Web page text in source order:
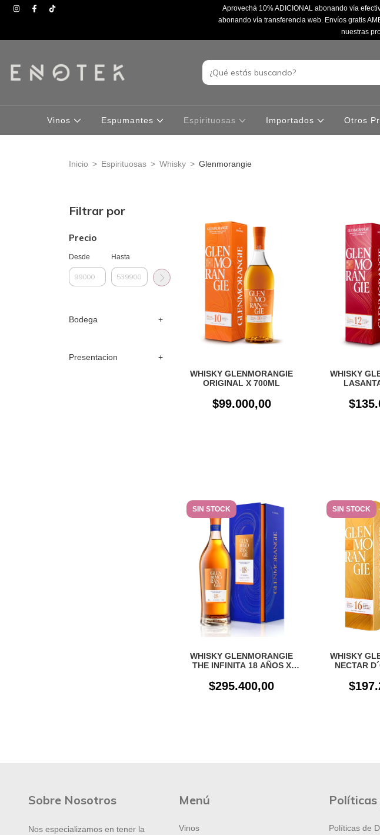
Aprovechá 10% ADICIONAL abonando vía
abonando vía transferencia web. Envíos gratis
nuestras
Vinos Espumantes Espirituosas Importados Otros
Inicio > Espirituosas > Whisky > Glenmorangie
Filtrar por
Precio
Desde Hasta
Bodega
Presentacion
WHISKY GLENMORANGIE
ORIGINAL X 700ML
$99.000,00
WHISKY
SIN STOCK
WHISKY GLENMORANGIE
THE INFINITA 18 AÑOS X
$295.400,00
SIN STOCK
WHISKY
NECTAR
Sobre Nosotros
Nos especializamos en tener la
Menú
Vinos
Políticas
Políticas de